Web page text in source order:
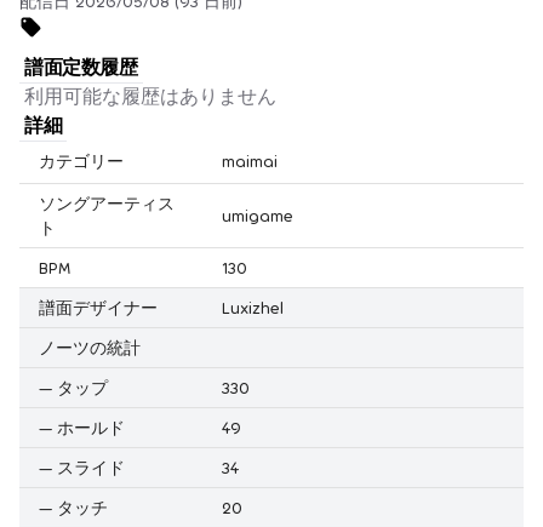
譜面定数履歴
利用可能な履歴はありません
詳細
カテゴリー maimai
ソングアーティス
ト
umigame
BPM
130
譜面デザイナー
Luxizhel
ノーツの統計
— タップ
330
— ホールド
49
— スライド
34
— タッチ
20